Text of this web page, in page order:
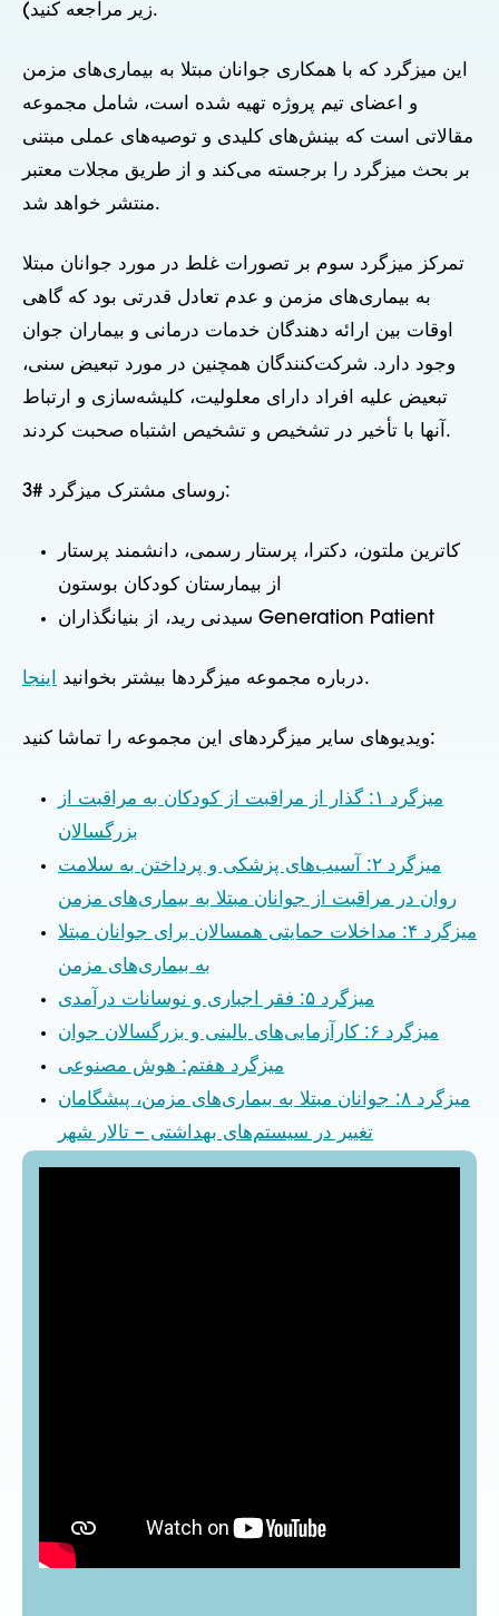
زیر مراجعه کنید).
این میزگرد که با همکاری جوانان مبتلا به بیماری‌های مزمن
و اعضای تیم پروژه تهیه شده است، شامل مجموعه
مقالاتی است که بینش‌های کلیدی و توصیه‌های عملی مبتنی
بر بحث میزگرد را برجسته می‌کند و از طریق مجلات معتبر
منتشر خواهد شد.
تمرکز میزگرد سوم بر تصورات غلط در مورد جوانان مبتلا
به بیماری‌های مزمن و عدم تعادل قدرتی بود که گاهی
اوقات بین ارائه دهندگان خدمات درمانی و بیماران جوان
وجود دارد. شرکت‌کنندگان همچنین در مورد تبعیض سنی،
تبعیض علیه افراد دارای معلولیت، کلیشه‌سازی و ارتباط
آنها با تأخیر در تشخیص و تشخیص اشتباه صحبت کردند.
روسای مشترک میزگرد #3:
کاترین ملتون، دکترا، پرستار رسمی، دانشمند پرستار
از بیمارستان کودکان بوستون
سیدنی رید، از بنیانگذاران Generation Patient
درباره مجموعه میزگردها بیشتر بخوانید اینجا .
ویدیوهای سایر میزگردهای این مجموعه را تماشا کنید:
میزگرد ۱: گذار از مراقبت از کودکان به مراقبت از
بزرگسالان
میزگرد ۲: آسیب‌های پزشکی و پرداختن به سلامت
روان در مراقبت از جوانان مبتلا به بیماری‌های مزمن
میزگرد ۴: مداخلات حمایتی همسالان برای جوانان مبتلا
به بیماری‌های مزمن
میزگرد ۵: فقر اجباری و نوسانات درآمدی
میزگرد ۶: کارآزمایی‌های بالینی و بزرگسالان جوان
میزگرد هفتم: هوش مصنوعی
میزگرد ۸: جوانان مبتلا به بیماری‌های مزمن، پیشگامان
تغییر در سیستم‌های بهداشتی – تالار شهر